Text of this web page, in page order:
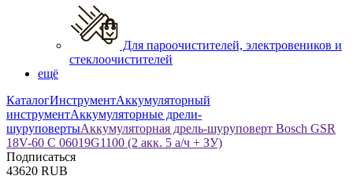
Для пароочистителей, электровеников и
стеклоочистителей
ещё
КаталогИнструментАккумуляторный
инструментАккумуляторные дрели-
шуруповертыАккумуляторная дрель-шуруповерт Bosch GSR
18V-60 C 06019G1100 (2 акк. 5 а/ч + ЗУ)
Подписаться
43620 RUB